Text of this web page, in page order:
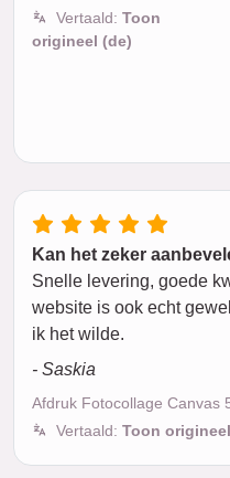
Vertaald: Toon
origineel (de)
Kan het zeker
Snelle levering, goede
website is ook echt
ik het wilde.
- Saskia
Afdruk Fotocollage Canvas
Vertaald: Toon